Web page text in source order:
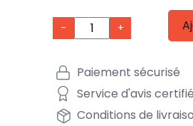
- +
Paiement sécurisé
Service d'avis
Conditions de